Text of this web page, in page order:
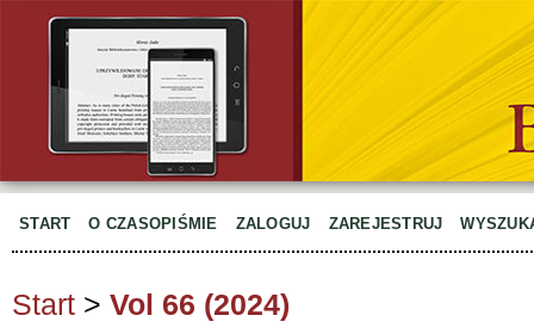
START O CZASOPIŚMIE ZALOGUJ ZAREJESTRUJ
Start > Vol 66 (2024)